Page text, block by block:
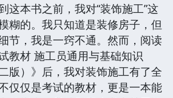
这本书之前，我对“装饰施工”这
糊的。我只知道是装修房子，但
节，我是一窍不通。然而，阅读
教材 施工员通用与基础知识
版）》后，我对装饰施工有了全
仅仅是考试的教材，更是一本能